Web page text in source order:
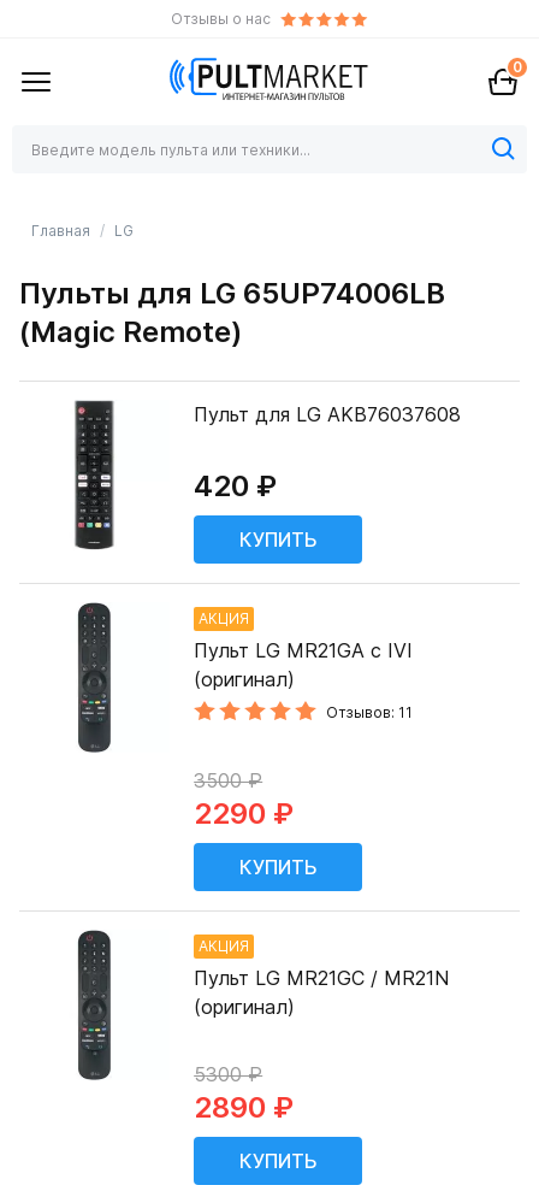
Отзывы о нас
0
Главная LG
Пульты для LG 65UP74006LB
(Magic Remote)
Пульт для LG AKB76037608
420 ₽
АКЦИЯ
Пульт LG MR21GA с IVI
(оригинал)
Отзывов: 11
3500 ₽
2290 ₽
АКЦИЯ
Пульт LG MR21GC / MR21N
(оригинал)
5300 ₽
2890 ₽